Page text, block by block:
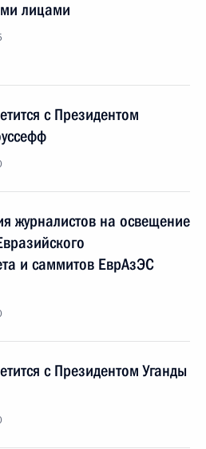
лицами
с Президентом
журналистов на освещение
и саммитов ЕврАзЭС
с Президентом Уганды